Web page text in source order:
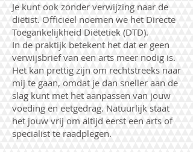
Je kunt ook zonder verwijzing naar de
diëtist. Officieel noemen we het Directe
Toegankelijkheid Diëtetiek (DTD).
In de praktijk betekent het dat er geen
verwijsbrief van een arts meer nodig is.
Het kan prettig zijn om rechtstreeks naar
mij te gaan, omdat je dan sneller aan de
slag kunt met het aanpassen van jouw
voeding en eetgedrag. Natuurlijk staat
het jouw vrij om altijd eerst een arts of
specialist te raadplegen.